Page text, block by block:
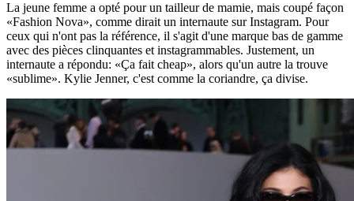
La jeune femme a opté pour un tailleur de mamie, mais coupé façon
«Fashion Nova», comme dirait un internaute sur Instagram. Pour
ceux qui n'ont pas la référence, il s'agit d'une marque bas de gamme
avec des pièces clinquantes et instagrammables. Justement, un
internaute a répondu: «Ça fait cheap», alors qu'un autre la trouve
«sublime». Kylie Jenner, c'est comme la coriandre, ça divise.